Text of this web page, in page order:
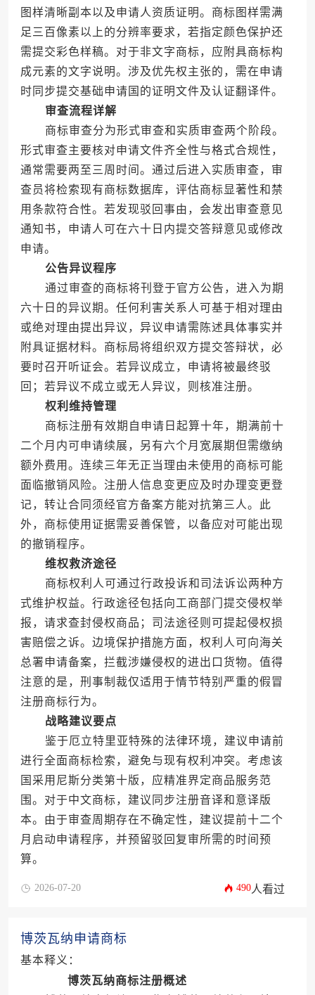
图样清晰副本以及申请人资质证明。商标图样需满
足三百像素以上的分辨率要求，若指定颜色保护还
需提交彩色样稿。对于非文字商标，应附具商标构
成元素的文字说明。涉及优先权主张的，需在申请
时同步提交基础申请国的证明文件及认证翻译件。
审查流程详解
商标审查分为形式审查和实质审查两个阶段。
形式审查主要核对申请文件齐全性与格式合规性，
通常需要两至三周时间。通过后进入实质审查，审
查员将检索现有商标数据库，评估商标显著性和禁
用条款符合性。若发现驳回事由，会发出审查意见
通知书，申请人可在六十日内提交答辩意见或修改
申请。
公告异议程序
通过审查的商标将刊登于官方公告，进入为期
六十日的异议期。任何利害关系人可基于相对理由
或绝对理由提出异议，异议申请需陈述具体事实并
附具证据材料。商标局将组织双方提交答辩状，必
要时召开听证会。若异议成立，申请将被最终驳
回；若异议不成立或无人异议，则核准注册。
权利维持管理
商标注册有效期自申请日起算十年，期满前十
二个月内可申请续展，另有六个月宽展期但需缴纳
额外费用。连续三年无正当理由未使用的商标可能
面临撤销风险。注册人信息变更应及时办理变更登
记，转让合同须经官方备案方能对抗第三人。此
外，商标使用证据需妥善保管，以备应对可能出现
的撤销程序。
维权救济途径
商标权利人可通过行政投诉和司法诉讼两种方
式维护权益。行政途径包括向工商部门提交侵权举
报，请求查封侵权商品；司法途径则可提起侵权损
害赔偿之诉。边境保护措施方面，权利人可向海关
总署申请备案，拦截涉嫌侵权的进出口货物。值得
注意的是，刑事制裁仅适用于情节特别严重的假冒
注册商标行为。
战略建议要点
鉴于厄立特里亚特殊的法律环境，建议申请前
进行全面商标检索，避免与现有权利冲突。考虑该
国采用尼斯分类第十版，应精准界定商品服务范
围。对于中文商标，建议同步注册音译和意译版
本。由于审查周期存在不确定性，建议提前十二个
月启动申请程序，并预留驳回复审所需的时间预
算。
2026-07-20 490人看过
博茨瓦纳申请商标
基本释义：
博茨瓦纳商标注册概述